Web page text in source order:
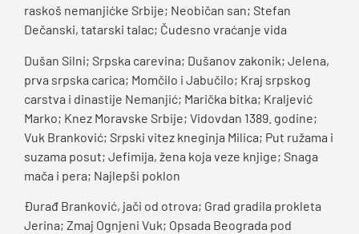
raskoš nemanjićke Srbije; Neobičan san; Stefan
Dečanski, tatarski talac; Čudesno vraćanje vida
Dušan Silni; Srpska carevina; Dušanov zakonik; Jelena,
prva srpska carica; Momčilo i Jabučilo; Kraj srpskog
carstva i dinastije Nemanjić; Marička bitka; Kraljević
Marko; Knez Moravske Srbije; Vidovdan 1389. godine;
Vuk Branković; Srpski vitez kneginja Milica; Put ružama i
suzama posut; Jefimija, žena koja veze knjige; Snaga
mača i pera; Najlepši poklon
Đurađ Branković, jači od otrova; Grad gradila prokleta
Jerina; Zmaj Ognjeni Vuk; Opsada Beograda pod